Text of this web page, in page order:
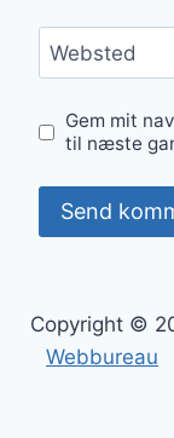
Websted
Gem mit
til næste
Copyright ©
Webbureau